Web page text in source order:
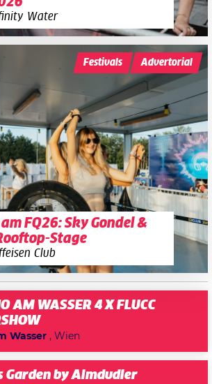
Water
FQ26: Sky Gondel &
Stage
Club
Festivals Advertorial
AM WASSER 4 X FLUCC
Wasser , Wien
Garden by Almdudler